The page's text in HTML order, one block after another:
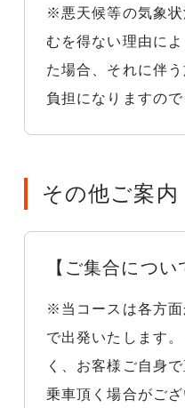
※悪天候等の気象
むを得ない理由に
た場合、それに伴
負担になりますの
その他ご案内
【ご集合につい
※当コースは各方面
で出発いたします
く、お客様ご自身
乗車頂く場合がご